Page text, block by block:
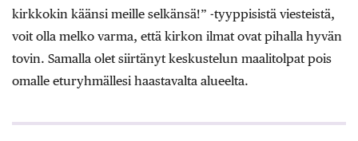
kirkkokin käänsi meille selkänsä!” -tyyppisistä viesteistä,
voit olla melko varma, että kirkon ilmat ovat pihalla hyvän
tovin. Samalla olet siirtänyt keskustelun maalitolpat pois
omalle eturyhmällesi haastavalta alueelta.